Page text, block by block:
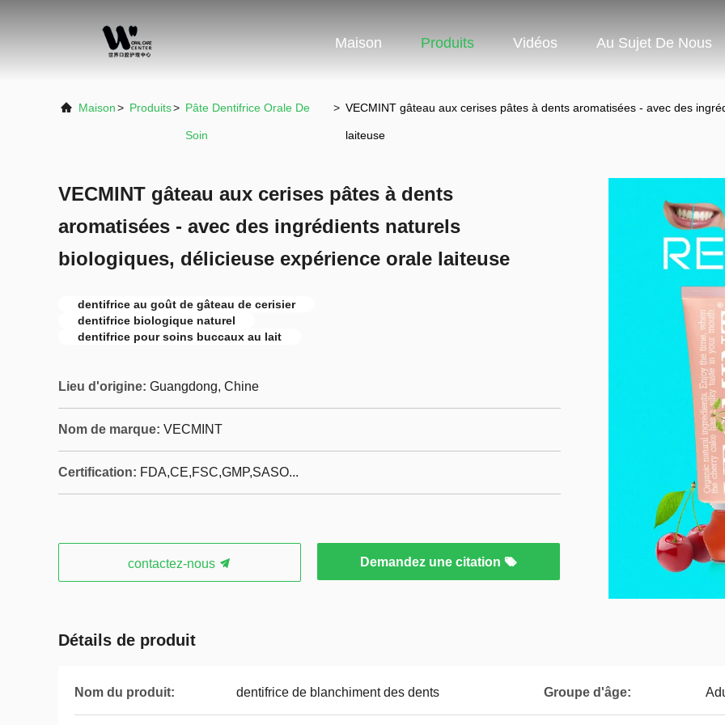
Maison Produits Vidéos Au Sujet De Nous
Maison> Produits> Pâte Dentifrice Orale De
Soin
> VECMINT gâteau aux cerises pâtes à dents aromatisées - avec des
laiteuse
VECMINT gâteau aux cerises pâtes à dents
aromatisées - avec des ingrédients naturels
biologiques, délicieuse expérience orale laiteuse
dentifrice au goût de gâteau de cerisier
dentifrice biologique naturel
dentifrice pour soins buccaux au lait
Lieu d'origine: Guangdong, Chine
Nom de marque: VECMINT
Certification: FDA,CE,FSC,GMP,SASO...
contactez-nous Demandez une citation
Détails de produit
Nom du produit: dentifrice de blanchiment des dents Groupe d'âge: